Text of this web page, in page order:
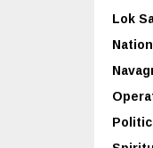
Lok